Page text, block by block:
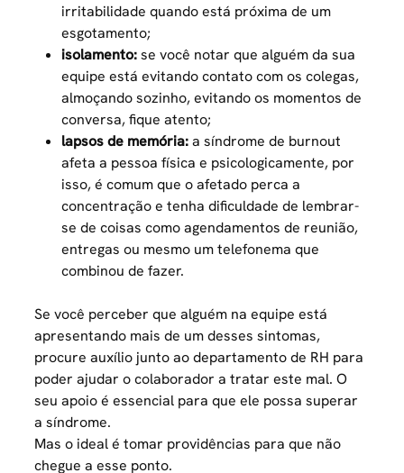
irritabilidade quando está próxima de um
esgotamento;
isolamento:se você notar que alguém da sua
equipe está evitando contato com os colegas,
almoçando sozinho, evitando os momentos de
conversa, fique atento;
lapsos de memória:a síndrome de burnout
afeta a pessoa física e psicologicamente, por
isso, é comum que o afetado perca a
concentração e tenha dificuldade de lembrar-
se de coisas como agendamentos de reunião,
entregas ou mesmo um telefonema que
combinou de fazer.
Se você perceber que alguém na equipe está
apresentando mais de um desses sintomas,
procure auxílio junto ao departamento de RH para
poder ajudar o colaborador a tratar este mal. O
seu apoio é essencial para que ele possa superar
a síndrome.
Mas o ideal é tomar providências para que não
chegue a esse ponto.